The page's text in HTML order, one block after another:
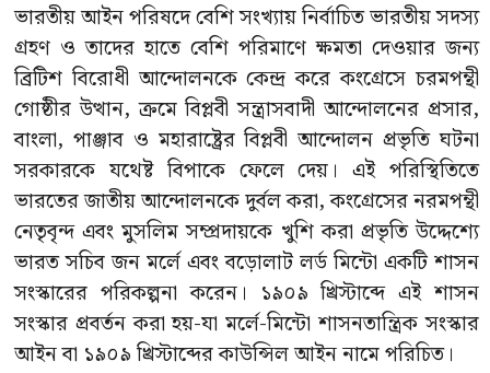
ভারতীয় আইন পরিষদে বেশি সংখ্যায় নির্বাচিত ভারতীয় সদস্য
গ্রহণ ও তাদের হাতে বেশি পরিমাণে ক্ষমতা দেওয়ার জন্য
ব্রিটিশ বিরােধী আন্দোলনকে কেন্দ্র করে কংগ্রেসে চরমপন্থী
গােষ্ঠীর উত্থান, ক্রমে বিপ্লবী সন্ত্রাসবাদী আন্দোলনের প্রসার,
বাংলা, পাঞ্জাব ও মহারাষ্ট্রের বিপ্লবী আন্দোলন প্রভৃতি ঘটনা
সরকারকে যথেষ্ট বিপাকে ফেলে দেয়। এই পরিস্থিতিতে
ভারতের জাতীয় আন্দোলনকে দুর্বল করা, কংগ্রেসের নরমপন্থী
নেতৃবৃন্দ এবং মুসলিম সম্প্রদায়কে খুশি করা প্রভৃতি উদ্দেশ্যে
ভারত সচিব জন মর্লে এবং বড়ােলাট লর্ড মিন্টো একটি শাসন
সংস্কারের পরিকল্পনা করেন। ১৯০৯ খ্রিস্টাব্দে এই শাসন
সংস্কার প্রবর্তন করা হয়-যা মর্লে-মিন্টো শাসনতান্ত্রিক সংস্কার
আইন বা ১৯০৯ খ্রিস্টাব্দের কাউন্সিল আইন নামে পরিচিত।